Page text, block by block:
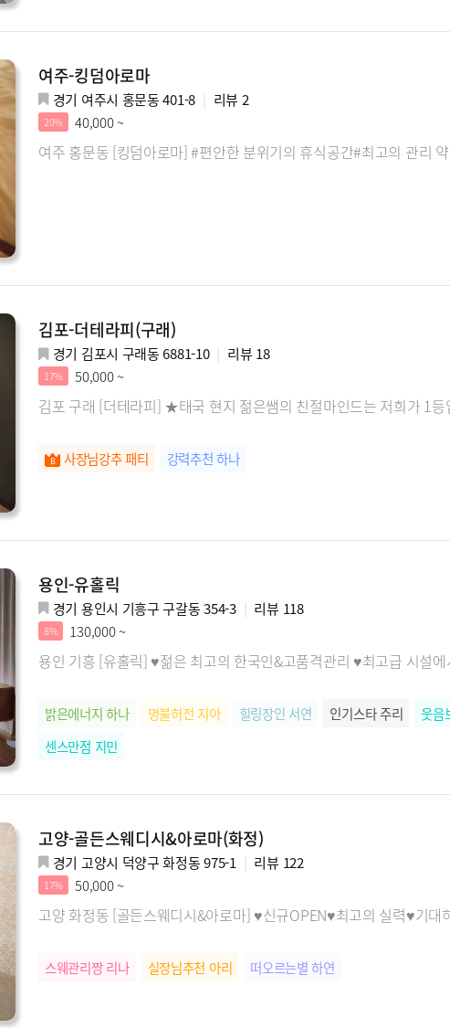
여주-킹덤아로마
경기 여주시 홍문동 401-8 리뷰 2
20% 40,000 ~
여주 홍문동 [킹덤아로마] #편안한 분위기의 휴식공간#최고의 관리
김포-더테라피(구래)
경기 김포시 구래동 6881-10 리뷰 18
17% 50,000 ~
김포 구래 [더테라피] ★태국 현지 젊은쌤의 친절마인드는 저희가 1
사장님강추 패티 강력추천 하나
용인-유홀릭
경기 용인시 기흥구 구갈동 354-3 리뷰 118
8% 130,000 ~
용인 기흥 [유홀릭] ♥젊은 최고의 한국인&고품격관리 ♥최고급 시설
밝은에너지 하나 명불허전 지아 힐링장인 서연 인기스타 주리 웃음
센스만점 지민
고양-골든스웨디시&아로마(화정)
경기 고양시 덕양구 화정동 975-1 리뷰 122
17% 50,000 ~
고양 화정동 [골든스웨디시&아로마] ♥신규OPEN♥최고의 실력♥기대
스웨관리짱 리나 실장님추천 아리 떠오르는별 하연